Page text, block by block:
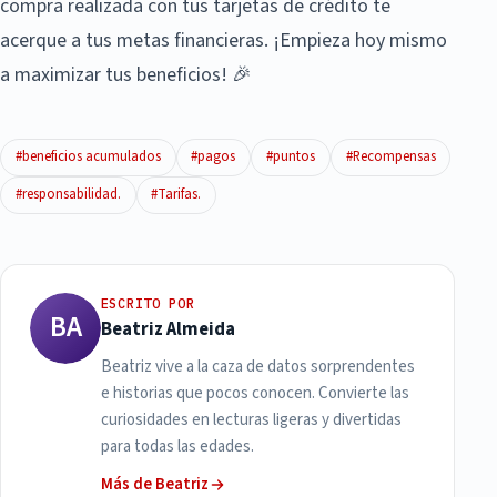
compra realizada con tus tarjetas de crédito te
acerque a tus metas financieras. ¡Empieza hoy mismo
a maximizar tus beneficios! 🎉
#beneficios acumulados #pagos #puntos
#Recompensas
#responsabilidad.
#Tarifas.
BA
ESCRITO POR
Beatriz Almeida
Beatriz vive a la caza de datos sorprendentes
e historias que pocos conocen. Convierte las
curiosidades en lecturas ligeras y divertidas
para todas las edades.
Más de Beatriz